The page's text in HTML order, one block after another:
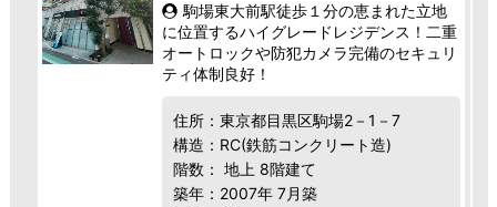
駒場東大前駅徒歩１分の恵まれた立地
に位置するハイグレードレジデンス！二重
オートロックや防犯カメラ完備のセキュリ
ティ体制良好！
住所：東京都目黒区駒場2－1－7
構造：RC(鉄筋コンクリート造)
階数： 地上 8階建て
築年：2007年 7月築